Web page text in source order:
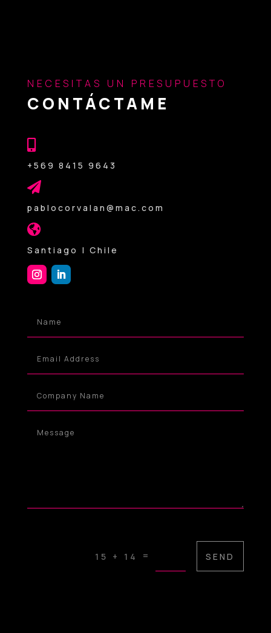
NECESITAS UN PRESUPUESTO
CONTÁCTAME

+569 8415 9643

pablocorvalan@mac.com

Santiago | Chile
15 + 14 = SEND